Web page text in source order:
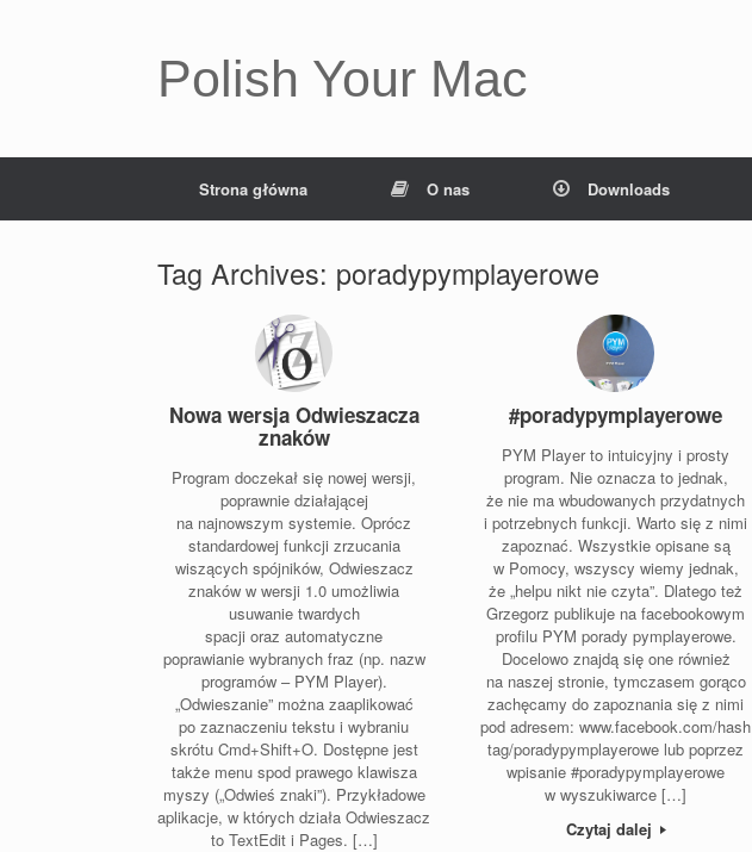
Polish Your Mac
Strona główna O nas Downloads
Tag Archives: poradypymplayerowe
Nowa wersja Odwieszacza
znaków
Program doczekał się nowej wersji,
poprawnie działającej
na najnowszym systemie. Oprócz
standardowej funkcji zrzucania
wiszących spójników, Odwieszacz
znaków w wersji 1.0 umożliwia
usuwanie twardych
spacji oraz automatyczne
poprawianie wybranych fraz (np. nazw
programów – PYM Player).
„Odwieszanie” można zaaplikować
po zaznaczeniu tekstu i wybraniu
skrótu Cmd+Shift+O. Dostępne jest
także menu spod prawego klawisza
myszy („Odwieś znaki”). Przykładowe
aplikacje, w których działa Odwieszacz
to TextEdit i Pages. […]
#poradypymplayerowe
PYM Player to intuicyjny i prosty
program. Nie oznacza to jednak,
że nie ma wbudowanych przydatnych
i potrzebnych funkcji. Warto się z nimi
zapoznać. Wszystkie opisane są
w Pomocy, wszyscy wiemy jednak,
że „helpu nikt nie czyta”. Dlatego też
Grzegorz publikuje na facebookowym
profilu PYM porady pymplayerowe.
Docelowo znajdą się one również
na naszej stronie, tymczasem gorąco
zachęcamy do zapoznania się z nimi
pod adresem: www.facebook.com/hash
tag/poradypymplayerowe lub poprzez
wpisanie #poradypymplayerowe
w wyszukiwarce […]
Czytaj dalej